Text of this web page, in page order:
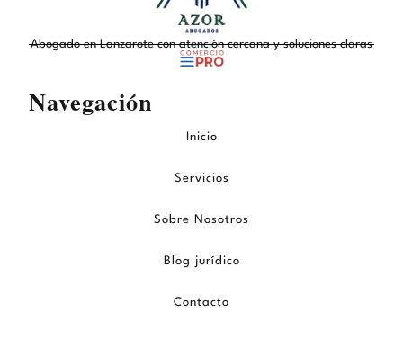
Abogado en Lanzarote con atención cercana y soluciones claras
Navegación
Inicio
Servicios
Sobre Nosotros
Blog jurídico
Contacto